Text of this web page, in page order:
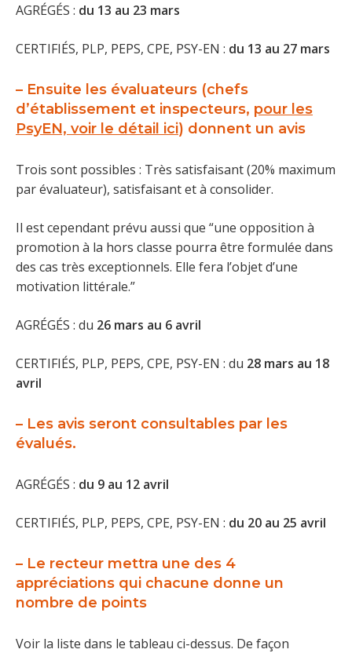
AGRÉGÉS : du 13 au 23 mars
CERTIFIÉS, PLP, PEPS, CPE, PSY-EN : du 13 au 27 mars
– Ensuite les évaluateurs (chefs
d’établissement et inspecteurs, pour les
PsyEN, voir le détail ici) donnent un avis
Trois sont possibles : Très satisfaisant (20% maximum
par évaluateur), satisfaisant et à consolider.
Il est cependant prévu aussi que “une opposition à
promotion à la hors classe pourra être formulée dans
des cas très exceptionnels. Elle fera l’objet d’une
motivation littérale.”
AGRÉGÉS : du 26 mars au 6 avril
CERTIFIÉS, PLP, PEPS, CPE, PSY-EN : du 28 mars au 18
avril
– Les avis seront consultables par les
évalués.
AGRÉGÉS : du 9 au 12 avril
CERTIFIÉS, PLP, PEPS, CPE, PSY-EN : du 20 au 25 avril
– Le recteur mettra une des 4
appréciations qui chacune donne un
nombre de points
Voir la liste dans le tableau ci-dessus. De façon